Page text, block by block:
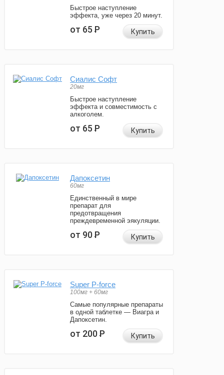
Быстрое наступление
эффекта, уже через 20 минут.
от 65Р Купить
Сиалис Софт
20мг
Быстрое наступление
эффекта и совместимость с
алкоголем.
от 65Р Купить
Дапоксетин
60мг
Единственный в мире
препарат для
предотвращения
преждевременной эякуляции.
от 90Р Купить
Super P-force
100мг + 60мг
Самые популярные препараты
в одной таблетке — Виагра и
Дапоксетин.
от 200Р Купить